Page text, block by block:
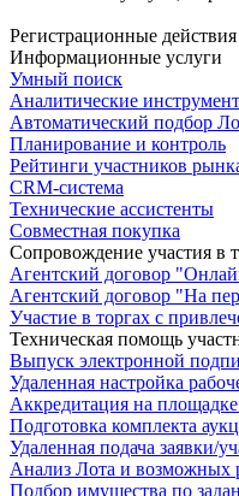
Регистрационные действия
Информационные услуги
Умный поиск
Аналитические
Автоматический подбор
Планирование и контроль
Рейтинги участников
CRM-система
Технические ассистенты
Совместная покупка
Сопровождение участия в
Агентский договор
Агентский договор "На
Участие в торгах с
Техническая помощь
Выпуск электронной
Удаленная настройка
Аккредитация на
Подготовка комплекта
Удаленная подача заявки/
Анализ Лота и возможных
Подбор имущества по